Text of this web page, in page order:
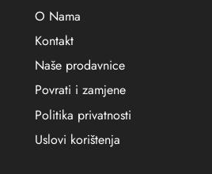
O Nama
Kontakt
Naše prodavnice
Povrati i zamjene
Politika privatnosti
Uslovi korištenja